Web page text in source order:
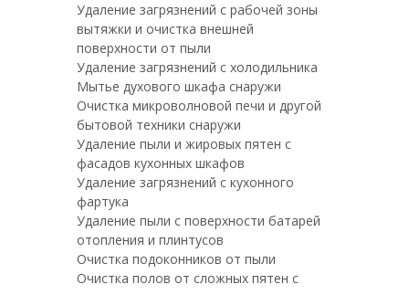
Удаление загрязнений с рабочей зоны
вытяжки и очистка внешней
поверхности от пыли
Удаление загрязнений с холодильника
Мытье духового шкафа снаружи
Очистка микроволновой печи и другой
бытовой техники снаружи
Удаление пыли и жировых пятен с
фасадов кухонных шкафов
Удаление загрязнений с кухонного
фартука
Удаление пыли с поверхности батарей
отопления и плинтусов
Очистка подоконников от пыли
Очистка полов от сложных пятен с